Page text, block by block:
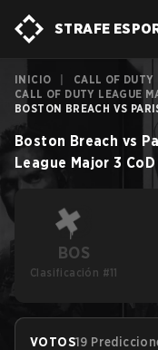
STRAFE
INICIO CALL OF DUTY
CALL OF DUTY LEAGUE
BOSTON BREACH VS
Boston Breach vs
League Major 3 CoD
BOS
Clasificación #11
VOTOS19